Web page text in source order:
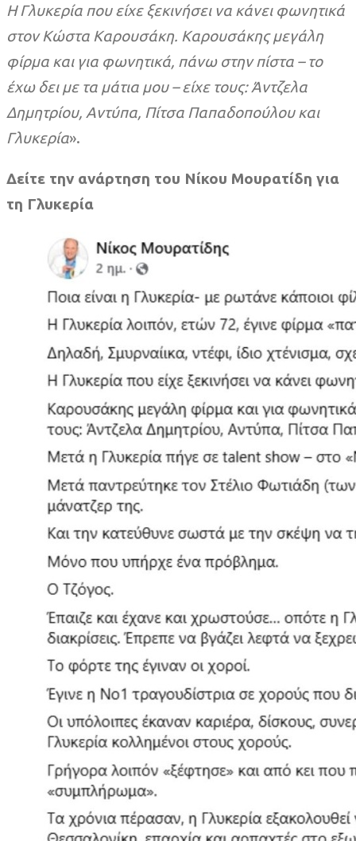
Η Γλυκερία που είχε ξεκινήσει να κάνει φωνητικά
στον Κώστα Καρουσάκη. Καρουσάκης μεγάλη
φίρμα και για φωνητικά, πάνω στην πίστα – το
έχω δει με τα μάτια μου – είχε τους: Άντζελα
Δημητρίου, Αντύπα, Πίτσα Παπαδοπούλου και
Γλυκερία».
Δείτε την ανάρτηση του Νίκου Μουρατίδη για
τη Γλυκερία